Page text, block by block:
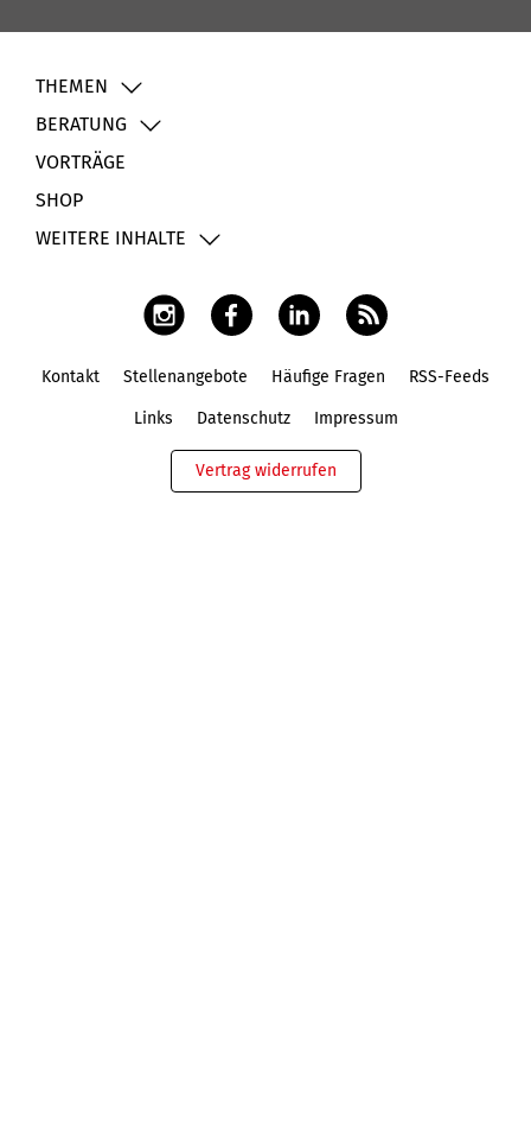
THEMEN
BERATUNG
VORTRÄGE
SHOP
WEITERE INHALTE
Kontakt Stellenangebote Häufige Fragen RSS-Feeds
Links Datenschutz Impressum
Vertrag widerrufen